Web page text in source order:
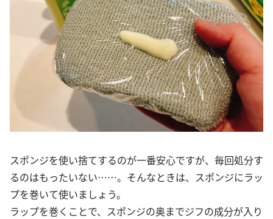
スポンジを使い捨てするのが一番安心ですが、毎回処分す
るのはもったいない……。そんなときは、スポンジにラッ
プを巻いて使いましょう。
ラップを巻くことで、スポンジの奥までジフの成分が入り